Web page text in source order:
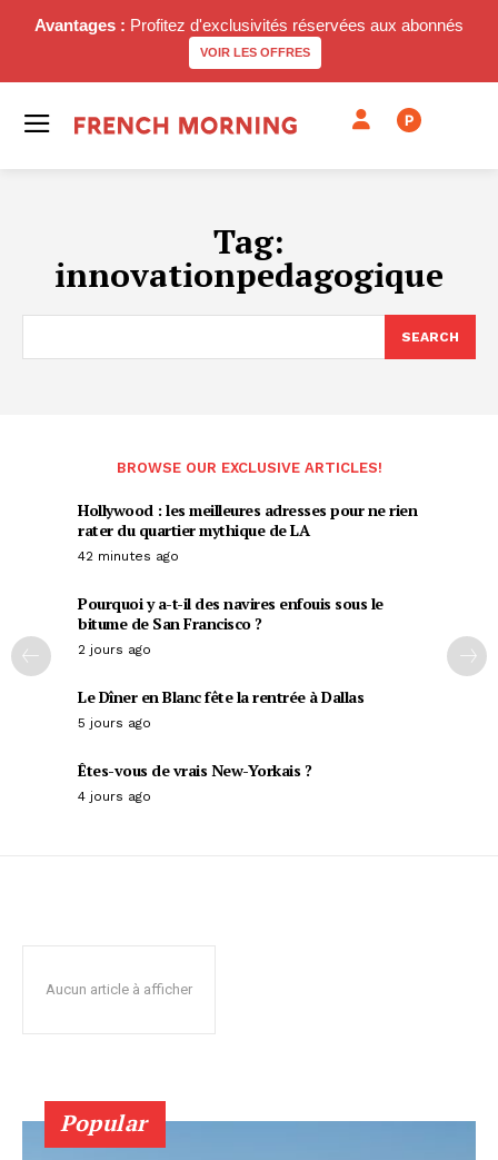
Avantages : Profitez d'exclusivités réservées aux abonnés
VOIR LES OFFRES
P
Tag:
innovationpedagogique
SEARCH
BROWSE OUR EXCLUSIVE ARTICLES!
Hollywood : les meilleures adresses pour ne rien
rater du quartier mythique de LA
42 minutes ago
Pourquoi y a-t-il des navires enfouis sous le
bitume de San Francisco ?
2 jours ago
Le Dîner en Blanc fête la rentrée à Dallas
5 jours ago
Êtes-vous de vrais New-Yorkais ?
4 jours ago
Aucun article à afficher
Popular